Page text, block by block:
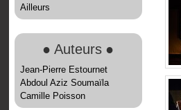
Ailleurs
● Auteurs ●
Jean-Pierre Estournet
Abdoul Aziz Soumaïla
Camille Poisson